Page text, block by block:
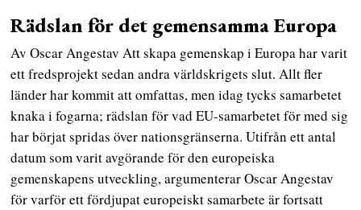
Rädslan för det gemensamma Europa
Av Oscar Angestav Att skapa gemenskap i Europa har varit
ett fredsprojekt sedan andra världskrigets slut. Allt fler
länder har kommit att omfattas, men idag tycks samarbetet
knaka i fogarna; rädslan för vad EU-samarbetet för med sig
har börjat spridas över nationsgränserna. Utifrån ett antal
datum som varit avgörande för den europeiska
gemenskapens utveckling, argumenterar Oscar Angestav
för varför ett fördjupat europeiskt samarbete är fortsatt